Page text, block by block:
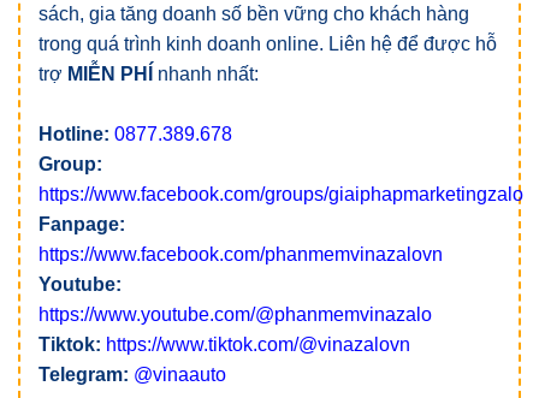
sách, gia tăng doanh số bền vững cho khách hàng
trong quá trình kinh doanh online. Liên hệ để được hỗ
trợ MIỄN PHÍ nhanh nhất:
Hotline: 0877.389.678
Group:
https://www.facebook.com/groups/giaiphapmarketingzalo
Fanpage:
https://www.facebook.com/phanmemvinazalovn
Youtube:
https://www.youtube.com/@phanmemvinazalo
Tiktok: https://www.tiktok.com/@vinazalovn
Telegram: @vinaauto